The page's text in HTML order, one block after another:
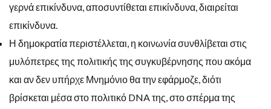
γερνά επικίνδυνα, αποσυντίθεται επικίνδυνα, διαιρείται
επικίνδυνα.
Η δημοκρατία περιστέλλεται, η κοινωνία συνθλίβεται στις
μυλόπετρες της πολιτικής της συγκυβέρνησης που ακόμα
και αν δεν υπήρχε Μνημόνιο θα την εφάρμοζε, διότι
βρίσκεται μέσα στο πολιτικό DNA της, στο σπέρμα της